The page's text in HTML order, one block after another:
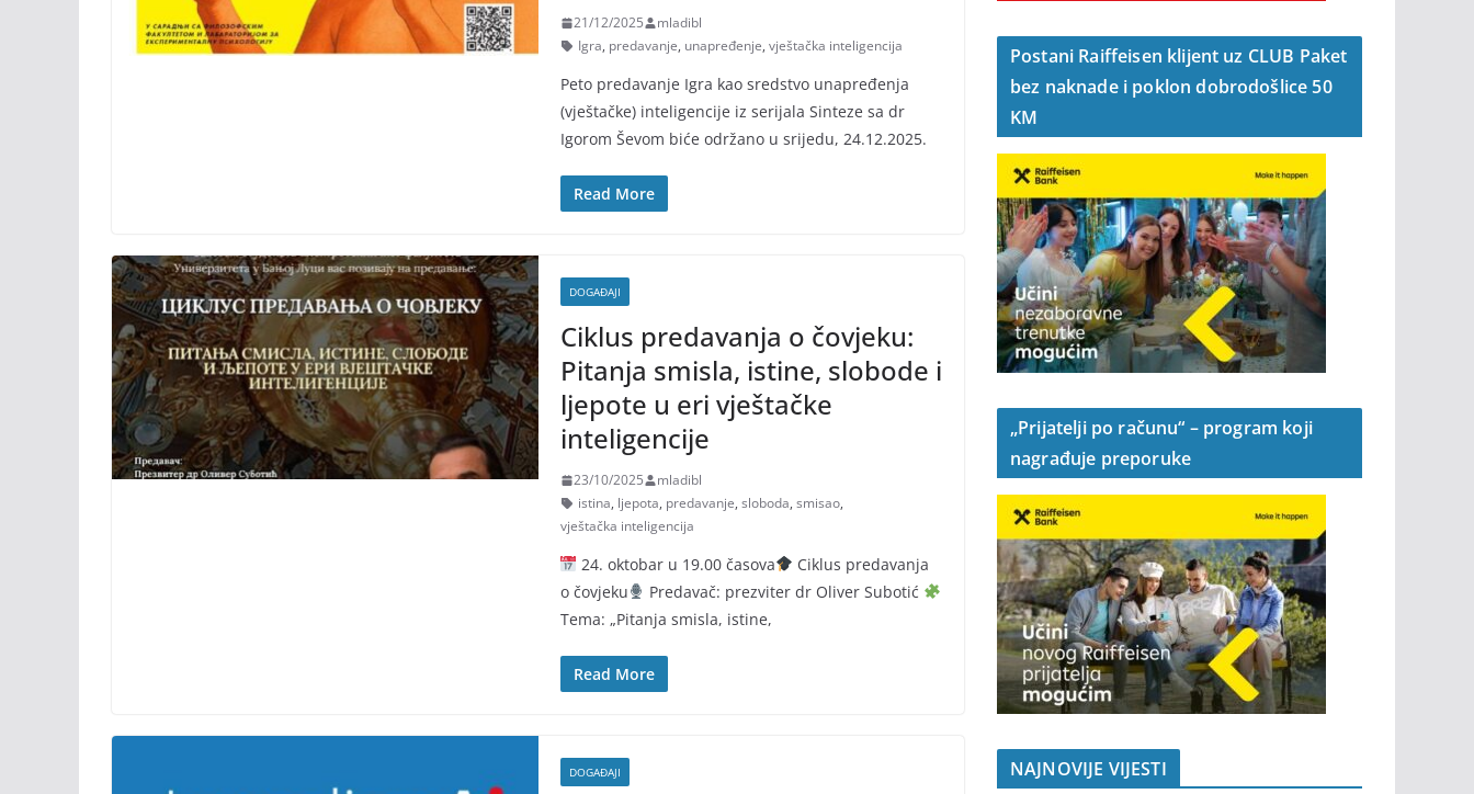
21/12/2025
mladibl
Igra, predavanje, unapređenje, vještačka inteligencija
Peto predavanje Igra kao sredstvo unapređenja
(vještačke) inteligencije iz serijala Sinteze sa dr
Igorom Ševom biće održano u srijedu, 24.12.2025.
Read More
DOGAĐAJI
Ciklus predavanja o čovjeku:
Pitanja smisla, istine, slobode i
ljepote u eri vještačke
inteligencije
23/10/2025
mladibl
istina, ljepota, predavanje, sloboda, smisao,
vještačka inteligencija
24. oktobar u 19.00 časova
Ciklus predavanja
o čovjeku
Predavač: prezviter dr Oliver Subotić
Tema: „Pitanja smisla, istine,
Read More
DOGAĐAJI
Postani Raiffeisen klijent uz CLUB Paket
bez naknade i poklon dobrodošlice 50
KM
„Prijatelji po računu“ – program koji
nagrađuje preporuke
NAJNOVIJE VIJESTI